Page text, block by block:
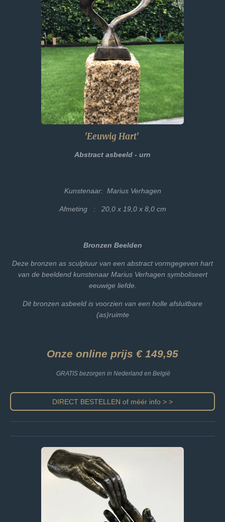
'Eeuwig Hart'
Abstract asbeeld - urn
Kunstenaar: Marius Verhagen
Afmeting : 20,0 x 19,0 x 8,0 cm
Bronzen Beelden
Deze bronzen as sculptuur van een abstract vormgegeven hart
van de beeldend kunstenaar Marius Verhagen symboliseert
eeuwige liefde.
Dit bronzen asbeeld is voorzien van een holle afsluitbare
(as)ruimte
Onze online prijs € 149,95
GRATIS bezorgen in Nederland en België
DIRECT BESTELLEN of méér info > >